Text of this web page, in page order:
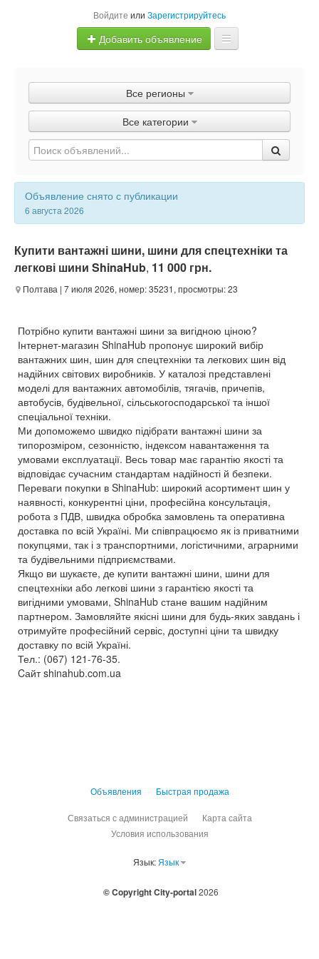
Войдите или Зарегистрируйтесь
Добавить объявление
Объявления
Быстрая продажа
Все регионы
Все категории
Объявление снято с публикации
6 августа 2026
Купити вантажні шини, шини для спецтехніки та
легкові шини ShinaHub, 11 000 грн.
Полтава | 7 июля 2026, номер: 35231, просмотры: 23
Потрібно купити вантажні шини за вигідною ціною?
Інтернет-магазин ShinaHub пропонує широкий вибір
вантажних шин, шин для спецтехніки та легкових шин від
надійних світових виробників. У каталозі представлені
моделі для вантажних автомобілів, тягачів, причепів,
автобусів, будівельної, сільськогосподарської та іншої
спеціальної техніки.
Ми допоможемо швидко підібрати вантажні шини за
типорозміром, сезонністю, індексом навантаження та
умовами експлуатації. Весь товар має гарантію якості та
відповідає сучасним стандартам надійності й безпеки.
Переваги покупки в ShinaHub: широкий асортимент шин у
наявності, конкурентні ціни, професійна консультація,
робота з ПДВ, швидка обробка замовлень та оперативна
доставка по всій Україні. Ми співпрацюємо як із приватними
покупцями, так і з транспортними, логістичними, аграрними
та будівельними підприємствами.
Якщо ви шукаєте, де купити вантажні шини, шини для
спецтехніки або легкові шини з гарантією якості та
вигідними умовами, ShinaHub стане вашим надійним
партнером. Замовляйте якісні шини для будь-яких завдань і
отримуйте професійний сервіс, доступні ціни та швидку
доставку по всій Україні.
Тел.: (067) 121-76-35.
Cайт shinahub.com.ua
Объявления Быстрая продажа
Связаться с администрацией
Карта сайта
Условия использования
Язык: Язык
© Copyright City-portal2026